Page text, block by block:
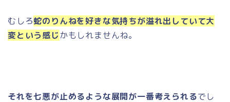
むしろ蛇のりんねを好きな気持ちが溢れ出していて大
変という感じ かもしれませんね。
それを七悪が止めるような展開が一番考えられるでし